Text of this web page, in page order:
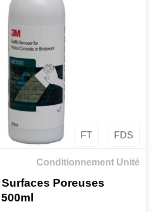
FT FDS
Conditionnement Unité
Poreuses